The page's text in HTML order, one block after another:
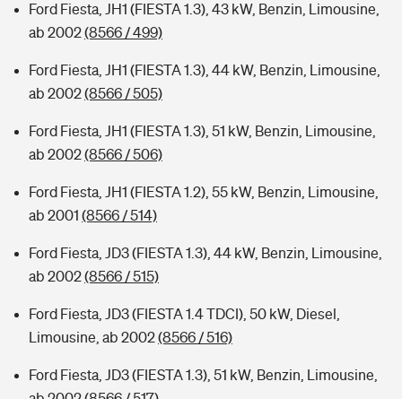
Ford Fiesta, JH1 (FIESTA 1.3), 43 kW, Benzin, Limousine,
ab 2002(8566 / 499)
Ford Fiesta, JH1 (FIESTA 1.3), 44 kW, Benzin, Limousine,
ab 2002(8566 / 505)
Ford Fiesta, JH1 (FIESTA 1.3), 51 kW, Benzin, Limousine,
ab 2002(8566 / 506)
Ford Fiesta, JH1 (FIESTA 1.2), 55 kW, Benzin, Limousine,
ab 2001 (8566 / 514)
Ford Fiesta, JD3 (FIESTA 1.3), 44 kW, Benzin, Limousine,
ab 2002(8566 / 515)
Ford Fiesta, JD3 (FIESTA 1.4 TDCI), 50 kW, Diesel,
Limousine, ab 2002(8566 / 516)
Ford Fiesta, JD3 (FIESTA 1.3), 51 kW, Benzin, Limousine,